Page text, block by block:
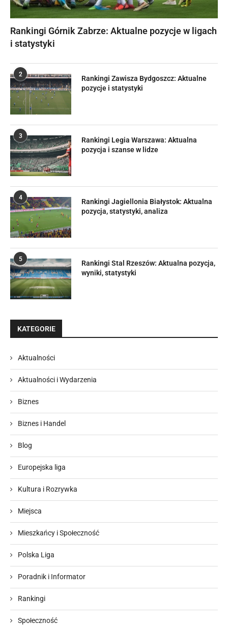
Rankingi Górnik Zabrze: Aktualne pozycje w ligach
i statystyki
2
Rankingi Zawisza Bydgoszcz: Aktualne
pozycje i statystyki
3
Rankingi Legia Warszawa: Aktualna
pozycja i szanse w lidze
4
Rankingi Jagiellonia Białystok: Aktualna
pozycja, statystyki, analiza
5
Rankingi Stal Rzeszów: Aktualna pozycja,
wyniki, statystyki
KATEGORIE
Aktualności
Aktualności i Wydarzenia
Biznes
Biznes i Handel
Blog
Europejska liga
Kultura i Rozrywka
Miejsca
Mieszkańcy i Społeczność
Polska Liga
Poradnik i Informator
Rankingi
Społeczność